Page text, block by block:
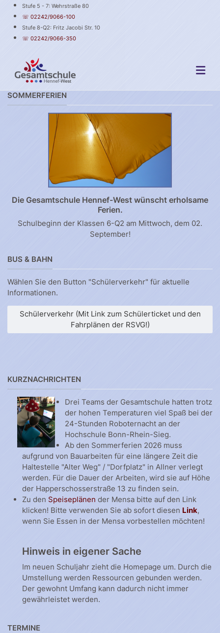
Stufe 5 - 7: Wehrstraße 80
☏ 02242/9066-100
Stufe 8-Q2: Fritz Jacobi Str. 10
☏ 02242/9066-350
SOMMERFERIEN
Die Gesamtschule Hennef-West wünscht erholsame
Ferien.
Schulbeginn der Klassen 6-Q2 am Mittwoch, dem 02.
September!
BUS & BAHN
Wählen Sie den Button "Schülerverkehr" für aktuelle
Informationen.
Schülerverkehr (Mit Link zum Schülerticket und den
Fahrplänen der RSVG!)
KURZNACHRICHTEN
Drei Teams der Gesamtschule hatten trotz
der hohen Temperaturen viel Spaß bei der
24-Stunden Roboternacht an der
Hochschule Bonn-Rhein-Sieg.
Ab den Sommerferien 2026 muss
aufgrund von Bauarbeiten für eine längere Zeit die
Haltestelle "Alter Weg" / "Dorfplatz" in Allner verlegt
werden. Für die Dauer der Arbeiten, wird sie auf Höhe
der Happerschosserstraße 13 zu finden sein.
Zu den Speiseplänen der Mensa bitte auf den Link
klicken! Bitte verwenden Sie ab sofort diesen Link,
wenn Sie Essen in der Mensa vorbestellen möchten!
Hinweis in eigener Sache
Im neuen Schuljahr zieht die Homepage um. Durch die
Umstellung werden Ressourcen gebunden werden.
Der gewohnt Umfang kann dadurch nicht immer
gewährleistet werden.
TERMINE